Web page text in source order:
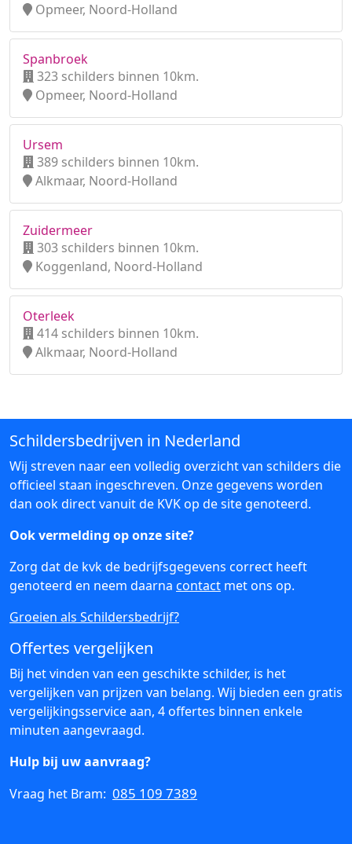
Opmeer, Noord-Holland
Spanbroek
323 schilders binnen 10km.
Opmeer, Noord-Holland
Ursem
389 schilders binnen 10km.
Alkmaar, Noord-Holland
Zuidermeer
303 schilders binnen 10km.
Koggenland, Noord-Holland
Oterleek
414 schilders binnen 10km.
Alkmaar, Noord-Holland
Schildersbedrijven in Nederland
Wij streven naar een volledig overzicht van schilders die
officieel staan ingeschreven. Onze gegevens worden
dan ook direct vanuit de KVK op de site genoteerd.
Ook vermelding op onze site?
Zorg dat de kvk de bedrijfsgegevens correct heeft
genoteerd en neem daarna contact met ons op.
Groeien als Schildersbedrijf?
Offertes vergelijken
Bij het vinden van een geschikte schilder, is het
vergelijken van prijzen van belang. Wij bieden een gratis
vergelijkingsservice aan, 4 offertes binnen enkele
minuten aangevraagd.
Hulp bij uw aanvraag?
Vraag het Bram: 085 109 7389